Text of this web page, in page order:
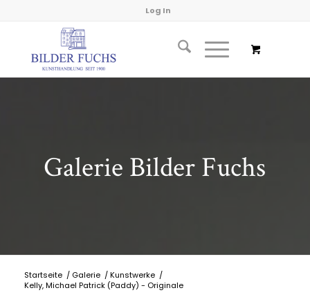
Log In
Galerie Bilder Fuchs
Startseite / Galerie / Kunstwerke /
Kelly, Michael Patrick (Paddy) - Originale